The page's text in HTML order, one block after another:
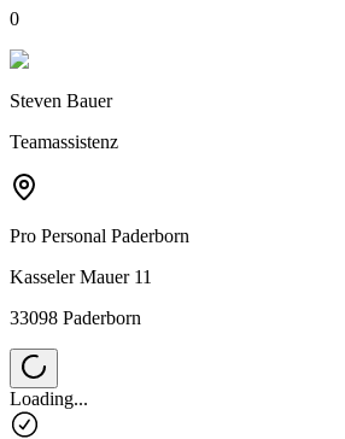
0
Steven Bauer
Teamassistenz
Pro Personal Paderborn
Kasseler Mauer 11
33098 Paderborn
Loading...